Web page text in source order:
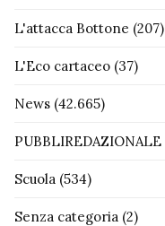
L'attacca Bottone (207)
L'Eco cartaceo (37)
News (42.665)
PUBBLIREDAZIONALE
Scuola (534)
Senza categoria (2)